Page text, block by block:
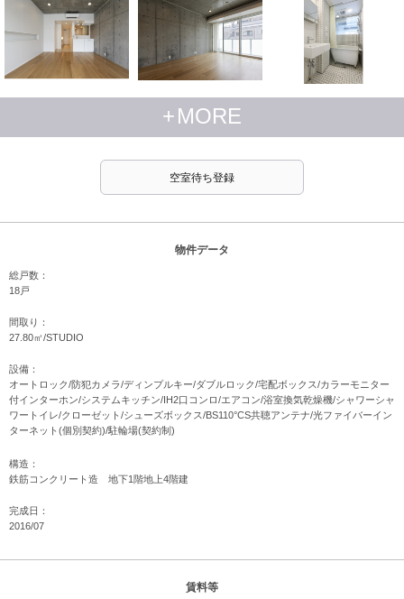
+MORE
空室待ち登録
物件データ
総戸数：
18戸
間取り：
27.80㎡/STUDIO
設備：
オートロック/防犯カメラ/ディンプルキー/ダブルロック/宅配ボックス/カラーモニター
付インターホン/システムキッチン/IH2口コンロ/エアコン/浴室換気乾燥機/シャワーシャ
ワートイレ/クローゼット/シューズボックス/BS110°CS共聴アンテナ/光ファイバーイン
ターネット(個別契約)/駐輪場(契約制)
構造：
鉄筋コンクリート造 地下1階地上4階建
完成日：
2016/07
賃料等